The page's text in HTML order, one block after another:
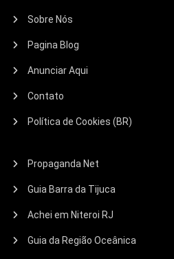
Sobre Nós
Pagina Blog
Anunciar Aqui
Contato
Política de Cookies (BR)
Propaganda Net
Guia Barra da Tijuca
Achei em Niteroi RJ
Guia da Região Oceânica